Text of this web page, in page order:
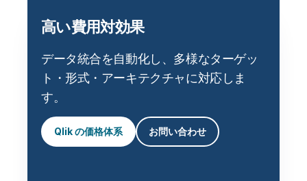
高い費用対効果
データ統合を自動化し、多様なターゲッ
ト・形式・アーキテクチャに対応しま
す。
Qlik の価格体系 お問い合わせ